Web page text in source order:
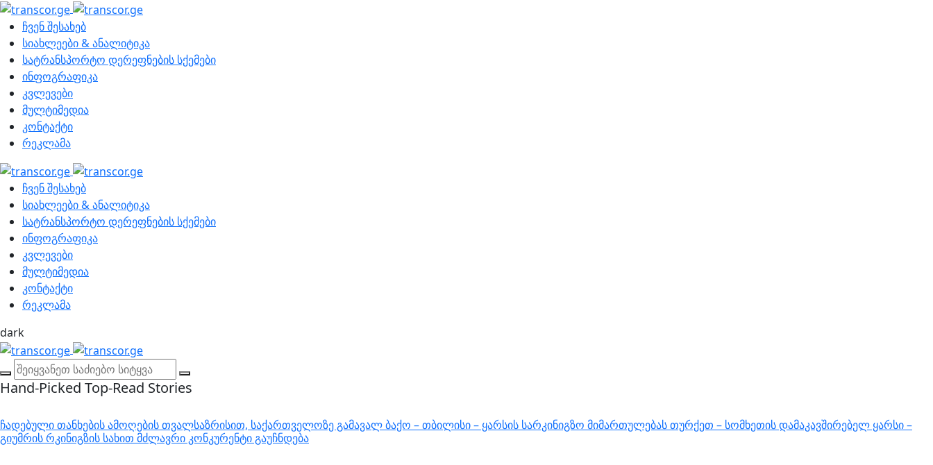
ჩვენ შესახებ
სიახლეები & ანალიტიკა
სატრანსპორტო დერეფნების სქემები
ინფოგრაფიკა
კვლევები
მულტიმედია
კონტაქტი
რეკლამა
ჩვენ შესახებ
სიახლეები & ანალიტიკა
სატრანსპორტო დერეფნების სქემები
ინფოგრაფიკა
კვლევები
მულტიმედია
კონტაქტი
რეკლამა
dark
Hand-Picked Top-Read Stories
ჩადებული თანხების ამოღების თვალსაზრისით, საქართველოზე გამავალ ბაქო – თბილისი – ყარსის სარკინიგზო მიმართულებას თურქეთ – სომხეთის დამაკავშირებელ ყარსი –
გიუმრის რკინიგზის სახით მძლავრი კონკურენტი გაუჩნდება